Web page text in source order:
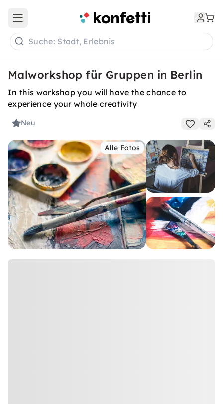
Open main menu
Suche: Stadt, Erlebnis
Malworkshop für Gruppen in Berlin
In this workshop you will have the chance to
experience your whole creativity
Neu
Alle Fotos